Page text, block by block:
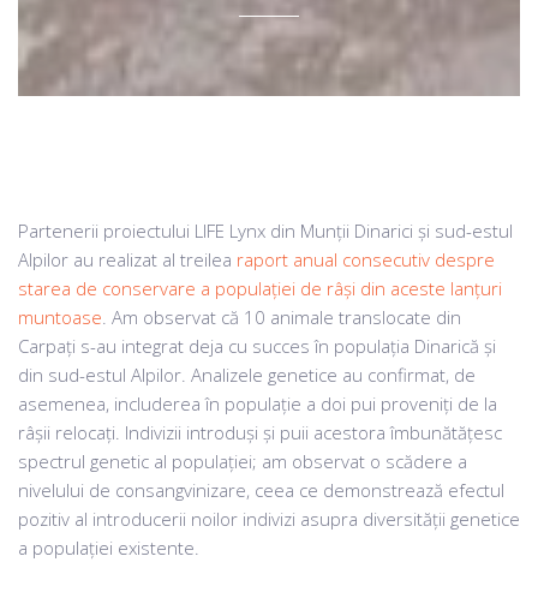
Partenerii proiectului LIFE Lynx din Munții Dinarici și sud-estul
Alpilor au realizat al treilea raport anual consecutiv despre
starea de conservare a populației de râși din aceste lanțuri
muntoase. Am observat că 10 animale translocate din
Carpați s-au integrat deja cu succes în populația Dinarică și
din sud-estul Alpilor. Analizele genetice au confirmat, de
asemenea, includerea în populație a doi pui proveniți de la
râșii relocați. Indivizii introduși și puii acestora îmbunătățesc
spectrul genetic al populației; am observat o scădere a
nivelului de consangvinizare, ceea ce demonstrează efectul
pozitiv al introducerii noilor indivizi asupra diversității genetice
a populației existente.